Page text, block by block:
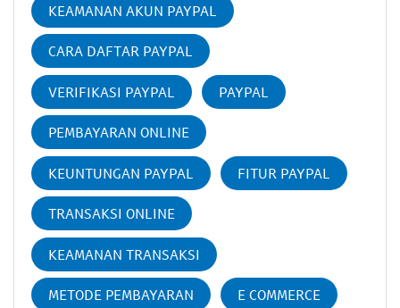
KEAMANAN AKUN PAYPAL
CARA DAFTAR PAYPAL
VERIFIKASI PAYPAL PAYPAL
PEMBAYARAN ONLINE
KEUNTUNGAN PAYPAL FITUR PAYPAL
TRANSAKSI ONLINE
KEAMANAN TRANSAKSI
METODE PEMBAYARAN E COMMERCE